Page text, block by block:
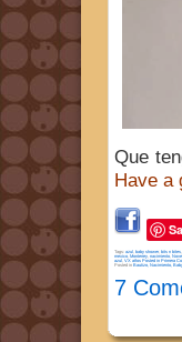
Que
Have a
Tags: azul baby shower, bits n bites,
mexico, Monterrey, nacimiento,
azul
VX años Posted in Primera
Posted in Bautizo, Nacimiento,
7